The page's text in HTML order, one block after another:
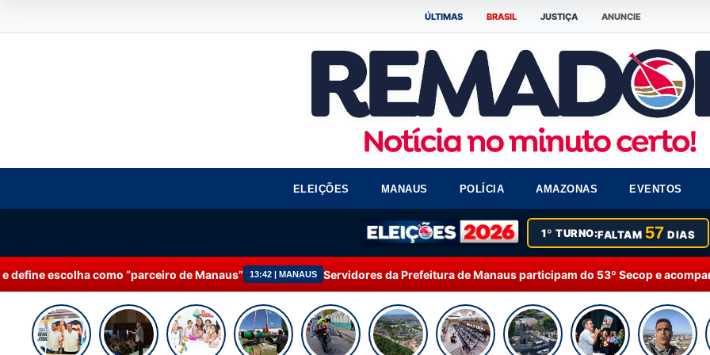
ÚLTIMAS BRASIL JUSTIÇA ANUNCIE
ELEIÇÕES MANAUS POLÍCIA AMAZONAS EVENTOS
1º TURNO:FALTAM 57 DIAS
de Manaus” 13:42 | MANAUS Servidores da Prefeitura de Manaus participam do 53º Secop e acompanham debates